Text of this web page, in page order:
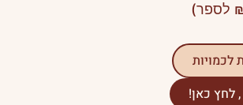
לספר)
לחץ כאן!